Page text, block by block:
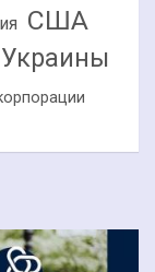
США
Украины